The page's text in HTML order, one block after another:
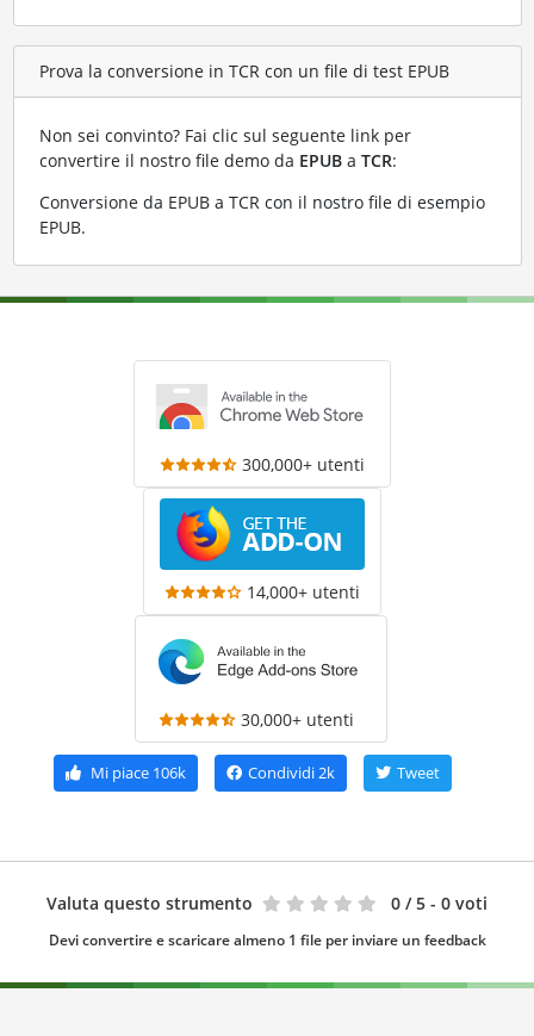
Prova la conversione in TCR con un file di test EPUB
Non sei convinto? Fai clic sul seguente link per
convertire il nostro file demo da EPUBa TCR:
Conversione da EPUB a TCR con il nostro file di esempio
EPUB.
300,000+ utenti
14,000+ utenti
30,000+ utenti
Mi piace 106k Condividi2k Tweet
Valuta questo strumento 0 / 5 - 0 voti
Devi convertire e scaricare almeno 1 file per inviare un feedback